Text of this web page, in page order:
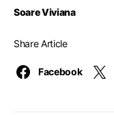
Soare Viviana
Share Article
Facebook